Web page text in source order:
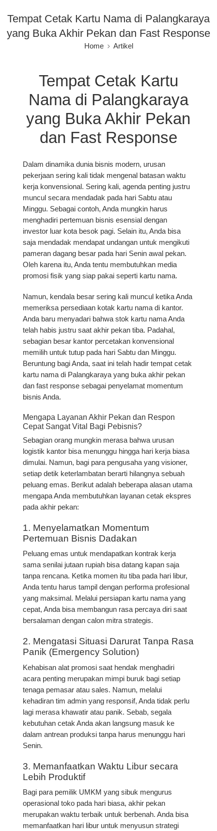
Tempat Cetak Kartu Nama di Palangkaraya
yang Buka Akhir Pekan dan Fast Response
Home Artikel
Tempat Cetak Kartu
Nama di Palangkaraya
yang Buka Akhir Pekan
dan Fast Response
Dalam dinamika dunia bisnis modern, urusan
pekerjaan sering kali tidak mengenal batasan waktu
kerja konvensional. Sering kali, agenda penting justru
muncul secara mendadak pada hari Sabtu atau
Minggu. Sebagai contoh, Anda mungkin harus
menghadiri pertemuan bisnis esensial dengan
investor luar kota besok pagi. Selain itu, Anda bisa
saja mendadak mendapat undangan untuk mengikuti
pameran dagang besar pada hari Senin awal pekan.
Oleh karena itu, Anda tentu membutuhkan media
promosi fisik yang siap pakai seperti kartu nama.
Namun, kendala besar sering kali muncul ketika Anda
memeriksa persediaan kotak kartu nama di kantor.
Anda baru menyadari bahwa stok kartu nama Anda
telah habis justru saat akhir pekan tiba. Padahal,
sebagian besar kantor percetakan konvensional
memilih untuk tutup pada hari Sabtu dan Minggu.
Beruntung bagi Anda, saat ini telah hadirtempat cetak
kartu nama di Palangkaraya yang buka akhir pekan
dan fast response sebagai penyelamat momentum
bisnis Anda.
Mengapa Layanan Akhir Pekan dan Respon
Cepat Sangat Vital Bagi Pebisnis?
Sebagian orang mungkin merasa bahwa urusan
logistik kantor bisa menunggu hingga hari kerja biasa
dimulai. Namun, bagi para pengusaha yang visioner,
setiap detik keterlambatan berarti hilangnya sebuah
peluang emas. Berikut adalah beberapa alasan utama
mengapa Anda membutuhkan layanan cetak ekspres
pada akhir pekan:
1. Menyelamatkan Momentum
Pertemuan Bisnis Dadakan
Peluang emas untuk mendapatkan kontrak kerja
sama senilai jutaan rupiah bisa datang kapan saja
tanpa rencana. Ketika momen itu tiba pada hari libur,
Anda tentu harus tampil dengan performa profesional
yang maksimal. Melalui persiapan kartu nama yang
cepat, Anda bisa membangun rasa percaya diri saat
bersalaman dengan calon mitra strategis.
2. Mengatasi Situasi Darurat Tanpa Rasa
Panik (Emergency Solution)
Kehabisan alat promosi saat hendak menghadiri
acara penting merupakan mimpi buruk bagi setiap
tenaga pemasar atau sales. Namun, melalui
kehadiran tim admin yang responsif, Anda tidak perlu
lagi merasa khawatir atau panik. Sebab, segala
kebutuhan cetak Anda akan langsung masuk ke
dalam antrean produksi tanpa harus menunggu hari
Senin.
3. Memanfaatkan Waktu Libur secara
Lebih Produktif
Bagi para pemilik UMKM yang sibuk mengurus
operasional toko pada hari biasa, akhir pekan
merupakan waktu terbaik untuk berbenah. Anda bisa
memanfaatkan hari libur untuk menyusun strategi